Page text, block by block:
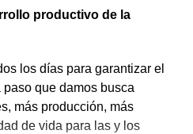
productivo de la
los días para garantizar el
que damos busca
más producción, más
de vida para las y los